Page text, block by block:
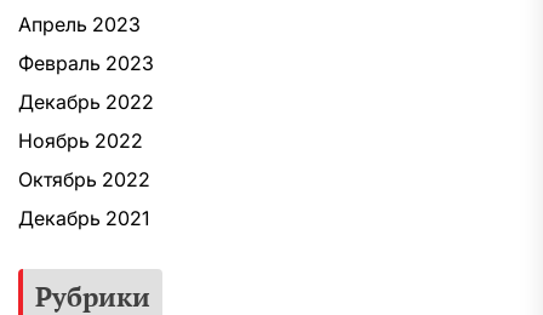
Апрель 2023
Февраль 2023
Декабрь 2022
Ноябрь 2022
Октябрь 2022
Декабрь 2021
Рубрики